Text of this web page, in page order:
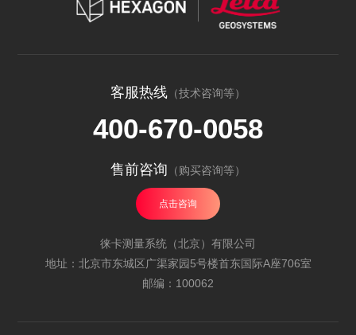
客服热线 （技术咨询等）
400-670-0058
售前咨询 （购买咨询等）
点击咨询
徕卡测量系统（北京）有限公司
地址：北京市东城区广渠家园5号楼首东国际A座706室
邮编：100062